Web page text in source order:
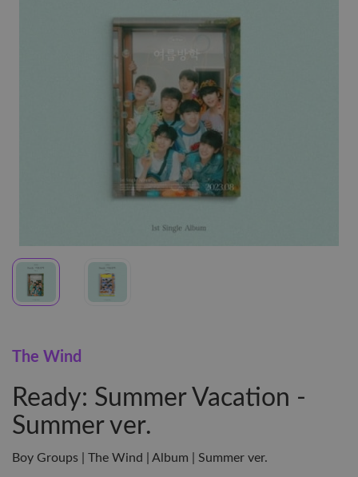
The Wind
Ready: Summer Vacation -
Summer ver.
Boy Groups | The Wind | Album | Summer ver.